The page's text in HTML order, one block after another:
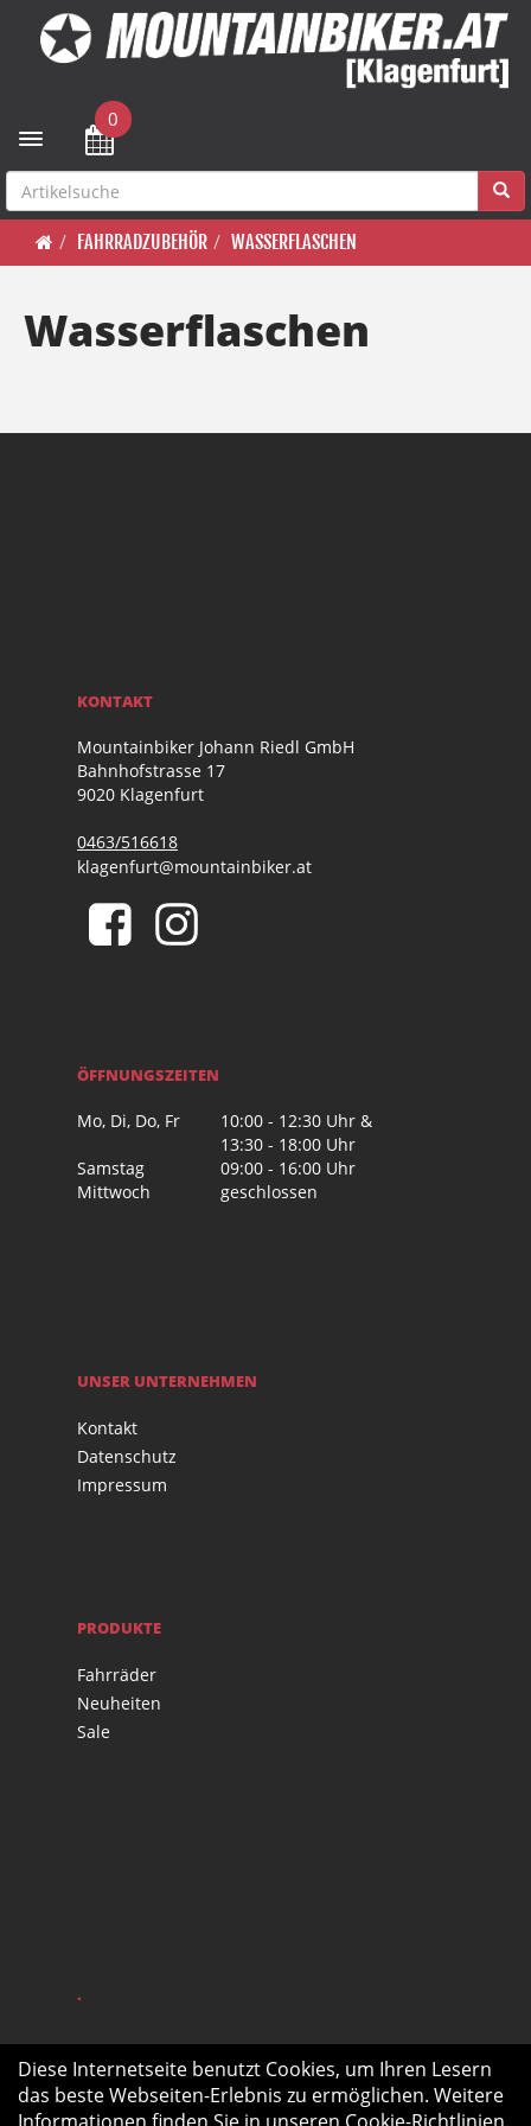
Toggle navigation
0
FAHRRADZUBEHÖR WASSERFLASCHEN
Wasserflaschen
KONTAKT
Mountainbiker Johann Riedl GmbH
Bahnhofstrasse 17
9020 Klagenfurt
0463/516618
klagenfurt@mountainbiker.at
ÖFFNUNGSZEITEN
Mo, Di, Do, Fr
10:00 - 12:30 Uhr &
13:30 - 18:00 Uhr
Samstag
09:00 - 16:00 Uhr
Mittwoch
geschlossen
UNSER UNTERNEHMEN
Kontakt
Datenschutz
Impressum
PRODUKTE
Fahrräder
Neuheiten
Sale
.
Diese Internetseite benutzt Cookies, um Ihren Lesern
das beste Webseiten-Erlebnis zu ermöglichen. Weitere